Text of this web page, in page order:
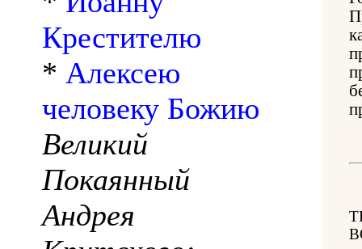
Крестителю
* Алексею
человеку Божию
Великий
Покаянный
Андрея